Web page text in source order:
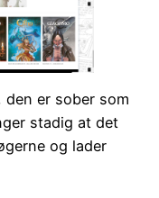
er sober som
stadig at det
og lader